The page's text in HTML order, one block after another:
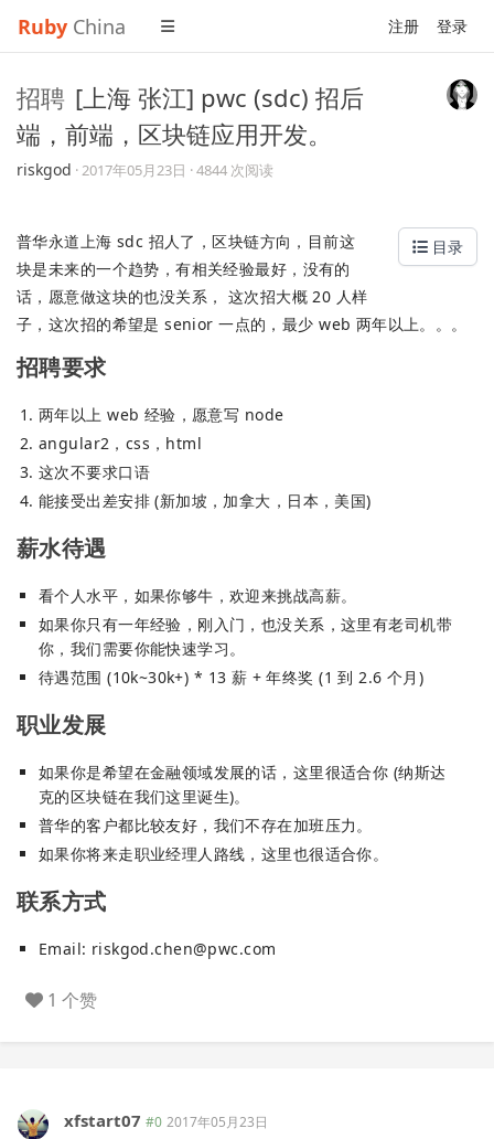
Ruby China 注册 登录
招聘 [上海 张江] pwc (sdc) 招后
端，前端，区块链应用开发。
riskgod ·2017年05月23日 · 4844 次阅读
目录
普华永道上海 sdc 招人了，区块链方向，目前这
块是未来的一个趋势，有相关经验最好，没有的
话，愿意做这块的也没关系， 这次招大概 20 人样
子，这次招的希望是 senior 一点的，最少 web 两年以上。。。
招聘要求
两年以上 web 经验，愿意写 node
angular2，css，html
这次不要求口语
能接受出差安排 (新加坡，加拿大，日本，美国)
薪水待遇
看个人水平，如果你够牛，欢迎来挑战高薪。
如果你只有一年经验，刚入门，也没关系，这里有老司机带
你，我们需要你能快速学习。
待遇范围 (10k~30k+) * 13 薪 + 年终奖 (1 到 2.6 个月)
职业发展
如果你是希望在金融领域发展的话，这里很适合你 (纳斯达
克的区块链在我们这里诞生)。
普华的客户都比较友好，我们不存在加班压力。
如果你将来走职业经理人路线，这里也很适合你。
联系方式
Email: riskgod.chen@pwc.com
1 个赞
xfstart07 #0 2017年05月23日